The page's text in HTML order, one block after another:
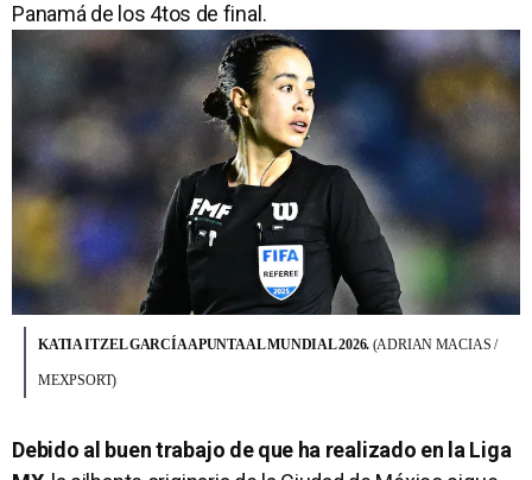
Panamá de los 4tos de final.
KATIA ITZEL GARCÍA APUNTA AL MUNDIAL 2026. (ADRIAN MACIAS /
MEXPSORT)
Debido al buen trabajo de que ha realizado en la Liga